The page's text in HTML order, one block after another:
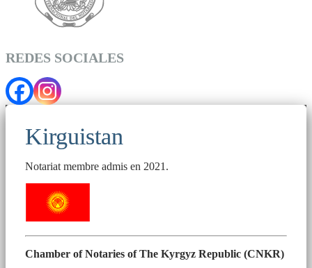
REDES SOCIALES
Kirguistan
Notariat membre admis en 2021.
Chamber of Notaries of The Kyrgyz Republic (CNKR)